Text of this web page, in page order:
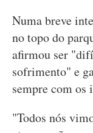
Numa breve
no topo do
afirmou ser
sofrimento" e
sempre com os
"Todos nós